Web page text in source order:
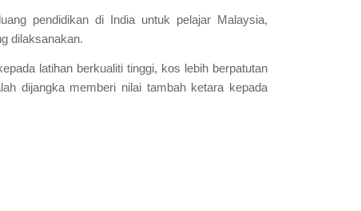
pendidikan di India untuk pelajar Malaysia,
dilaksanakan.
latihan berkualiti tinggi, kos lebih berpatutan
dijangka memberi nilai tambah ketara kepada